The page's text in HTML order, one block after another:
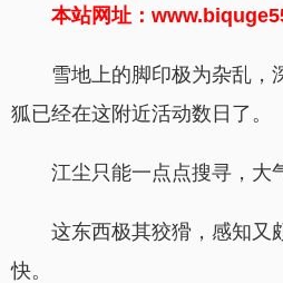
本站网址：
雪地上的脚印极为杂乱，
狐已经在这附近活动数日了。
江尘只能一点点搜寻，大
这东西极其狡猾，感知又
快。